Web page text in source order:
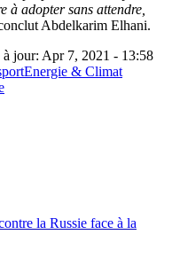
à adopter sans attendre,
Abdelkarim Elhani.
à jour: Apr 7, 2021 - 13:58
Energie & Climat
la Russie face à la